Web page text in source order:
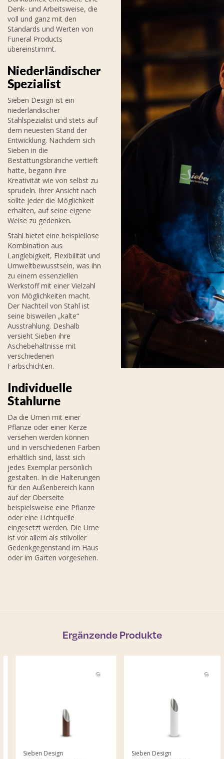
Denk- und Arbeitsweise, die
voll und ganz mit den
Standards und Werten von
Funeral Products
übereinstimmt.
Niederländischer
Spezialist
Sieben Design ist ein
niederländischer
Stahlspezialist und stets auf
dem neuesten Stand der
Entwicklung. Nachdem sich
Sieben in die
Bestattungsbranche vertieft
hatte, begann ihre
Kreativität wie von selbst zu
sprudeln. Ihrer Ansicht nach
sollte jeder die Möglichkeit
erhalten, auf seine eigene
Weise zu gedenken.
Stahl bietet eine beispiellose
Kombination aus
Langlebigkeit, Flexibilität und
Umweltbewusstsein, was ihn
zu einem essenziellen
Werkstoff mit einer Vielzahl
von Möglichkeiten macht.
Der Nachteil von Stahl ist
seine bisweilen „kalte“
Ausstrahlung. Deshalb
versieht Sieben ihre
Aschebehältnisse mit
verschiedenen
Farbschichten.
Individuelle
Stahlurne
Da die Urnen mit einer
Pflanze oder einer Kerze
versehen werden können
und in verschiedenen Farben
erhältlich sind, lässt sich
jedes Exemplar persönlich
gestalten. In die Halterungen
für den Außenbereich kann
auf der Oberseite
beispielsweise eine Pflanze
oder eine Lichtquelle
eingesetzt werden. Die Urne
ist vor allem als stilvoller
Gedenkgegenstand im Haus
oder im Garten vorgesehen.
Ergänzende Produkte
Sieben Design Sieben Design